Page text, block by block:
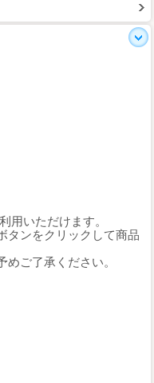
用いただけます。
タンをクリックして商品
ご了承ください。